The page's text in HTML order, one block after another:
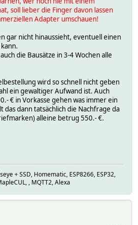
soll lieber die Finger davon lassen
Adapter umschauen!
gar nicht hinaussieht, eventuell einen
die Bausätze in 3-4 Wochen alle
wird so schnell nicht geben
ein gewaltiger Aufwand ist. Auch
€ in Vorkasse gehen was immer ein
das dann tatsächlich die Nachfrage da
alleine betrug 550.- €.
+ SSD, Homematic, ESP8266, ESP32,
, MQTT2, Alexa